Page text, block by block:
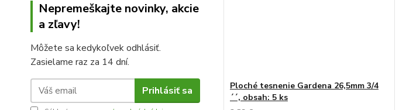
Nepremeškajte novinky, akcie
a zľavy!
Môžete sa kedykoľvek odhlásiť.
Zasielame raz za 14 dní.
Prihlásiť sa
Ploché tesnenie Gardena 26,5mm 3/4
´´, obsah: 5 ks